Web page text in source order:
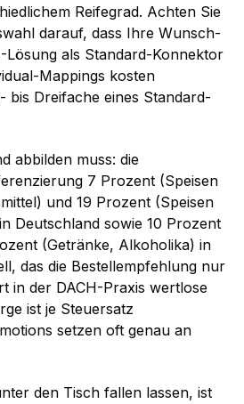
Reifegrad. Achten Sie
darauf, dass Ihre Wunsch-
Lösung als Standard-Konnektor
Mappings kosten
bis Dreifache eines Standard-
abbilden muss: die
7 Prozent (Speisen
und 19 Prozent (Speisen
Deutschland sowie 10 Prozent
(Getränke, Alkoholika) in
das die Bestellempfehlung nur
in der DACH-Praxis wertlose
ist je Steuersatz
setzen oft genau an
den Tisch fallen lassen, ist